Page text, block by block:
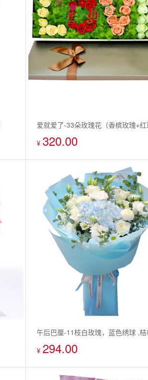
爱就爱了-33朵玫瑰花（香槟玫瑰+红
+粉玫瑰+白玫瑰）
¥ 320.00
午后巴厘-11枝白玫瑰，蓝色绣球 ,桔
尤加利叶,乒乓菊（韩式混搭）
¥ 294.00